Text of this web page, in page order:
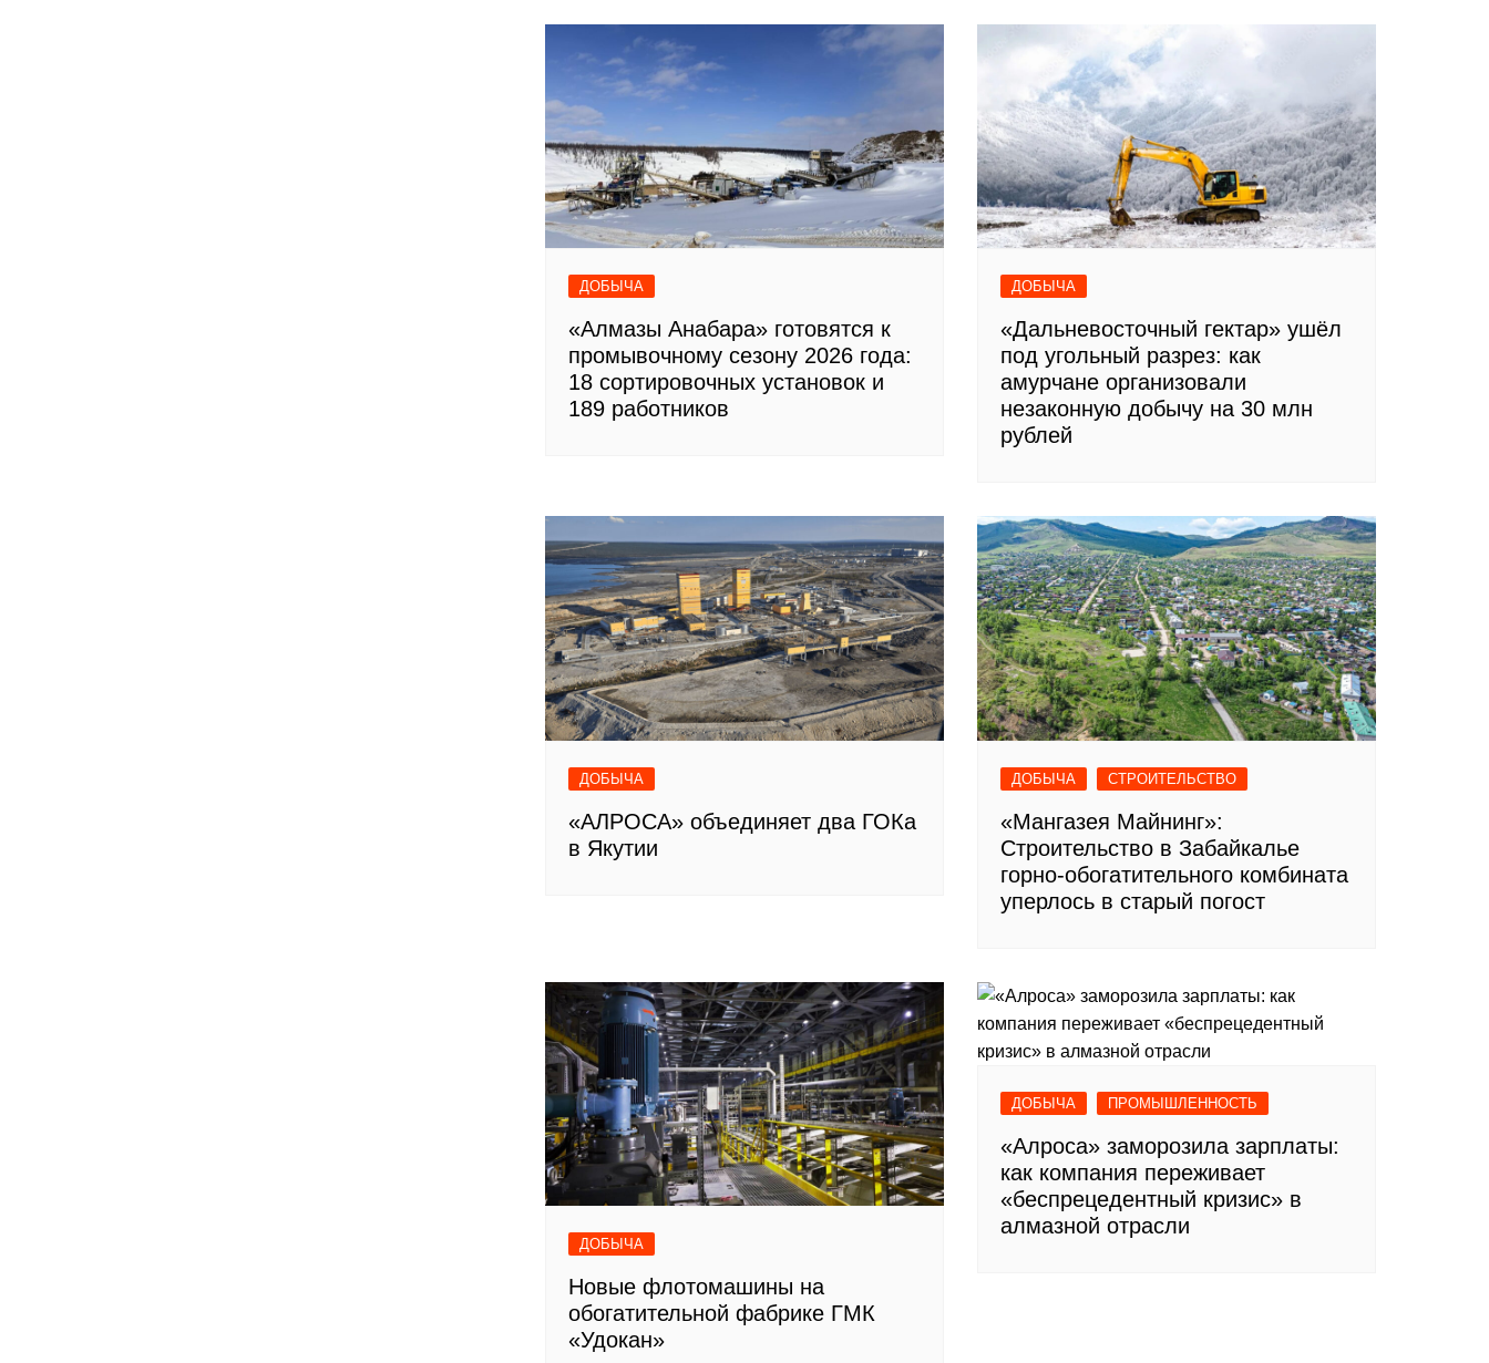
ДОБЫЧА
«Алмазы Анабара» готовятся к
промывочному сезону 2026 года:
18 сортировочных установок и
189 работников
ДОБЫЧА
«Дальневосточный гектар» ушёл
под угольный разрез: как
амурчане организовали
незаконную добычу на 30 млн
рублей
ДОБЫЧА
«АЛРОСА» объединяет два ГОКа
в Якутии
ДОБЫЧА СТРОИТЕЛЬСТВО
«Мангазея Майнинг»:
Строительство в Забайкалье
горно-обогатительного комбината
уперлось в старый погост
ДОБЫЧА
Новые флотомашины на
обогатительной фабрике ГМК
«Удокан»
ДОБЫЧА ПРОМЫШЛЕННОСТЬ
«Алроса» заморозила зарплаты:
как компания переживает
«беспрецедентный кризис» в
алмазной отрасли